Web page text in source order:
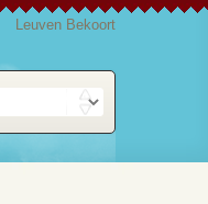
Leuven Bekoort